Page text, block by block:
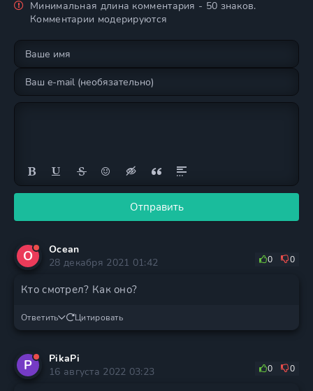
Минимальная длина комментария - 50 знаков.
Комментарии модерируются
Отправить
O
Ocean
28 декабря 2021 01:42
0 0
Кто смотрел? Как оно?
Ответить Цитировать
P
PikaPi
16 августа 2022 03:23
0 0